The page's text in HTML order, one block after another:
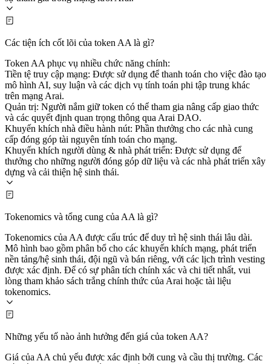
Các tiện ích cốt lõi của token AA là gì?
Token AA phục vụ nhiều chức năng chính:
Tiền tệ truy cập mạng: Được sử dụng để thanh toán cho việc đào tạo
mô hình AI, suy luận và các dịch vụ tính toán phi tập trung khác
trên mạng Arai.
Quản trị: Người nắm giữ token có thể tham gia nâng cấp giao thức
và các quyết định quan trọng thông qua Arai DAO.
Khuyến khích nhà điều hành nút: Phần thưởng cho các nhà cung
cấp đóng góp tài nguyên tính toán cho mạng.
Khuyến khích người dùng & nhà phát triển: Được sử dụng để
thưởng cho những người đóng góp dữ liệu và các nhà phát triển xây
dựng và cải thiện hệ sinh thái.
Tokenomics và tổng cung của AA là gì?
Tokenomics của AA được cấu trúc để duy trì hệ sinh thái lâu dài.
Mô hình bao gồm phân bổ cho các khuyến khích mạng, phát triển
nền tảng/hệ sinh thái, đội ngũ và bán riêng, với các lịch trình vesting
được xác định. Để có sự phân tích chính xác và chi tiết nhất, vui
lòng tham khảo sách trắng chính thức của Arai hoặc tài liệu
tokenomics.
Những yếu tố nào ảnh hưởng đến giá của token AA?
Giá của AA chủ yếu được xác định bởi cung và cầu thị trường. Các